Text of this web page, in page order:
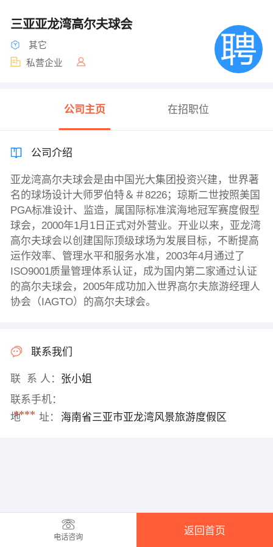
三亚亚龙湾高尔夫球会
其它
私营企业
公司主页 在招职位
公司介绍
亚龙湾高尔夫球会是由中国光大集团投资兴建，世界著
名的球场设计大师罗伯特＆＃8226；琼斯二世按照美国
PGA标准设计、监造，属国际标准滨海地冠军赛度假型
球会，2000年1月1日正式对外营业。开业以来，亚龙湾
高尔夫球会以创建国际顶级球场为发展目标，不断提高
运作效率、管理水平和服务水准，2003年4月通过了
ISO9001质量管理体系认证，成为国内第二家通过认证
的高尔夫球会，2005年成功加入世界高尔夫旅游经理人
协会（IAGTO）的高尔夫球会。
联系我们
联 系 人： 张小姐
联系手机：
****
地 址： 海南省三亚市亚龙湾风景旅游度假区
电话咨询
返回首页